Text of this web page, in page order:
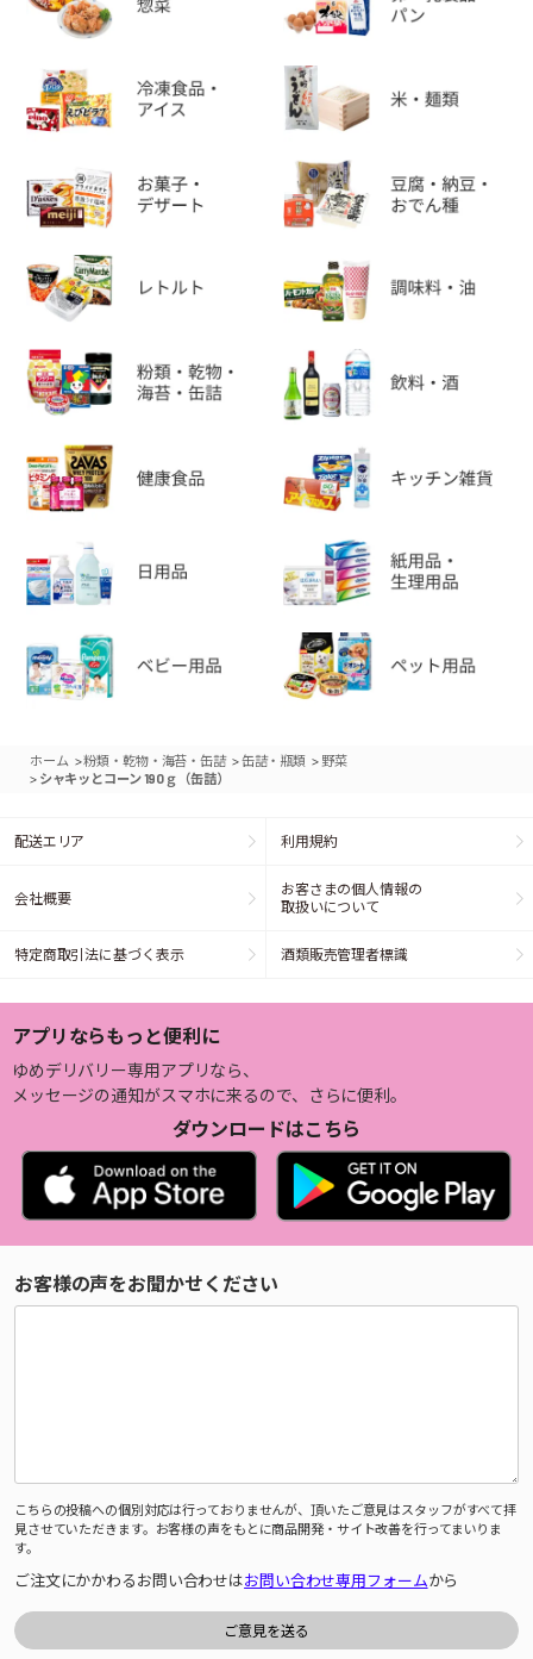
ホーム >粉類・乾物・海苔・缶詰 >缶詰・瓶類 > 野菜
> シャキッとコーン 190ｇ（缶詰）
配送エリア 利用規約
会社概要
お客さまの個人情報の
取扱いについて
特定商取引法に基づく表示 酒類販売管理者標識
アプリならもっと便利に
ゆめデリバリー専用アプリなら、
メッセージの通知がスマホに来るので、さらに便利。
ダウンロードはこちら
お客様の声をお聞かせください
こちらの投稿への個別対応は行っておりませんが、頂いたご意見はスタッフがすべて拝
見させていただきます。お客様の声をもとに商品開発・サイト改善を行ってまいりま
す。
ご注文にかかわるお問い合わせはお問い合わせ専用フォームから